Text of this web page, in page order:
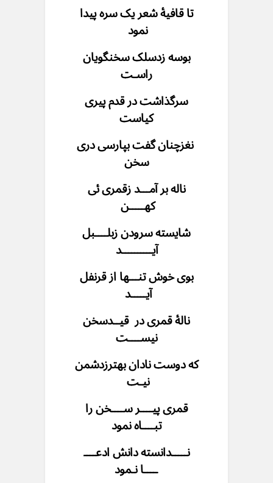
تا قافیهٔ شعر یک‌ سره پیدا
نمود
بوسه زدسلک سخنگویان
راسـت
سرگذاشت در قدم پیری
کیاست
نغزچنان گفت بپارسی دری
سخن
ناله بر آمـــد زقمری ئی
کهـــــن
شایسته سرودن زبلــــبل
آیــــــــــد
بوی خوش تنـــها از قرنفل
آیـــــد
نالهٔ قمری در قیــدسخن
نیســــت
که دوست نادان بهترزدشمن
نیـت
قمری پیــــر ســــخن را
تبــــاه نمود
نـــــدانسته دانش ادعــــ
ــــا نـمود